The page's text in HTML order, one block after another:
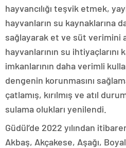
hayvancılığı teşvik etmek,
hayvanların su kaynaklarına
sağlayarak et ve süt verimini
hayvanlarının su ihtiyaçlarını
imkanlarının daha verimli
dengenin korunmasını
çatlamış, kırılmış ve atıl
sulama olukları yenilendi.
Güdül’de 2022 yılından
Akbaş, Akçakese, Aşağı,